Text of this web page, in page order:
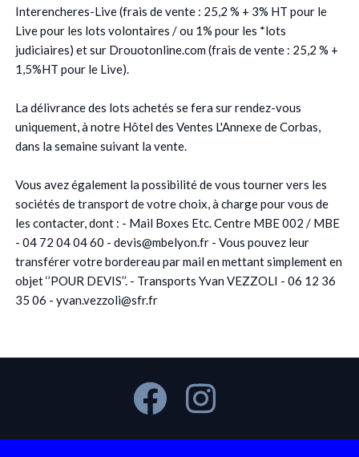
Interencheres-Live (frais de vente : 25,2 % + 3% HT pour le
Live pour les lots volontaires / ou 1% pour les *lots
judiciaires) et sur Drouotonline.com (frais de vente : 25,2 % +
1,5%HT pour le Live).
La délivrance des lots achetés se fera sur rendez-vous
uniquement, à notre Hôtel des Ventes L'Annexe de Corbas,
dans la semaine suivant la vente.
Vous avez également la possibilité de vous tourner vers les
sociétés de transport de votre choix, à charge pour vous de
les contacter, dont : - Mail Boxes Etc. Centre MBE 002 / MBE
- 04 72 04 04 60 - devis@mbelyon.fr - Vous pouvez leur
transférer votre bordereau par mail en mettant simplement en
objet ‘’POUR DEVIS’’. - Transports Yvan VEZZOLI - 06 12 36
35 06 - yvan.vezzoli@sfr.fr